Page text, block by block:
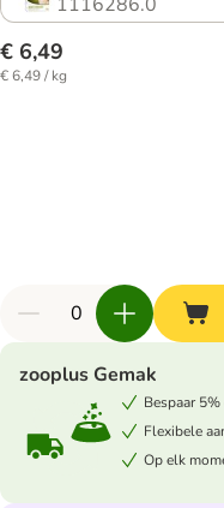
€ 6,49
€ 6,49 / kg
zooplus Gemak
Bespaar
Flexibele
Op elk